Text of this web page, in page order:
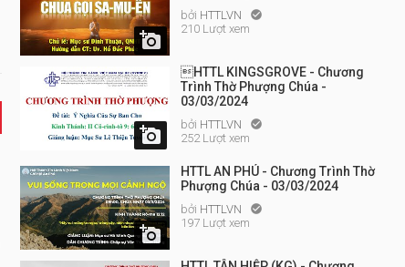

bởi HTTLVN 
210 Lượt xem

HTTL KINGSGROVE - Chương
Trình Thờ Phượng Chúa -
03/03/2024
bởi HTTLVN 
252 Lượt xem

HTTL AN PHÚ - Chương Trình Thờ
Phượng Chúa - 03/03/2024
bởi HTTLVN 
197 Lượt xem